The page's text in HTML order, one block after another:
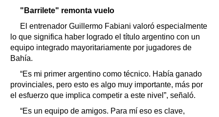
"Barrilete" remonta vuelo
El entrenador Guillermo Fabiani valoró especialmente
lo que significa haber logrado el título argentino con un
equipo integrado mayoritariamente por jugadores de
Bahía.
“Es mi primer argentino como técnico. Había ganado
provinciales, pero esto es algo muy importante, más por
el esfuerzo que implica competir a este nivel”, señaló.
“Es un equipo de amigos. Para mí eso es clave,